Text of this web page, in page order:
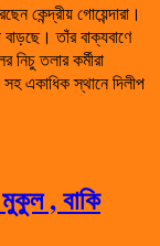
কেন্দ্রীয় গোয়েন্দারা।
তাঁর বাক্যবাণে
তলার কর্মীরা
একাধিক স্থানে দিলীপ
, বাকি